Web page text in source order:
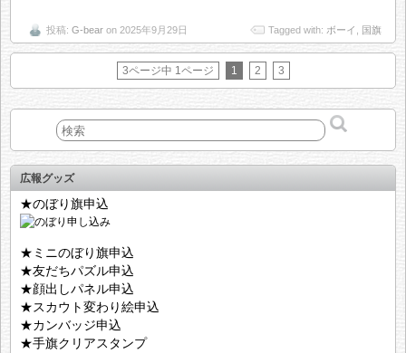
投稿: G-bear on 2025年9月29日 Tagged with: ボーイ 国旗
3ページ中 1ページ 1 2 3
広報グッズ
★のぼり旗申込
★ミニのぼり旗申込
★友だちパズル申込
★顔出しパネル申込
★スカウト変わり絵申込
★カンバッジ申込
★手旗クリアスタンプ